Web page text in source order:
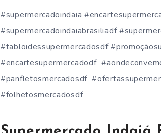
#supermercadoindaia
#supermercadoindaiabrasiliadf
#tabloidessupermercadosdf
#encartesupermercadodf
#panfletosmercadosdf
#folhetosmercadosdf